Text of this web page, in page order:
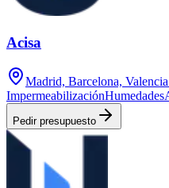
Acisa
Madrid, Barcelona, Valencia
ImpermeabilizaciónHumedades
Pedir presupuesto